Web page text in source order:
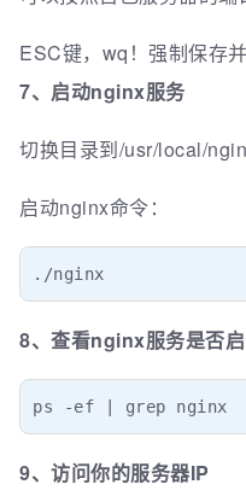
ESC键，wq！强制保存
7、启动nginx服务
切换目录到/usr/local/
启动nginx命令：
./nginx
8、查看nginx服务是否
ps -ef | grep nginx
9、访问你的服务器IP